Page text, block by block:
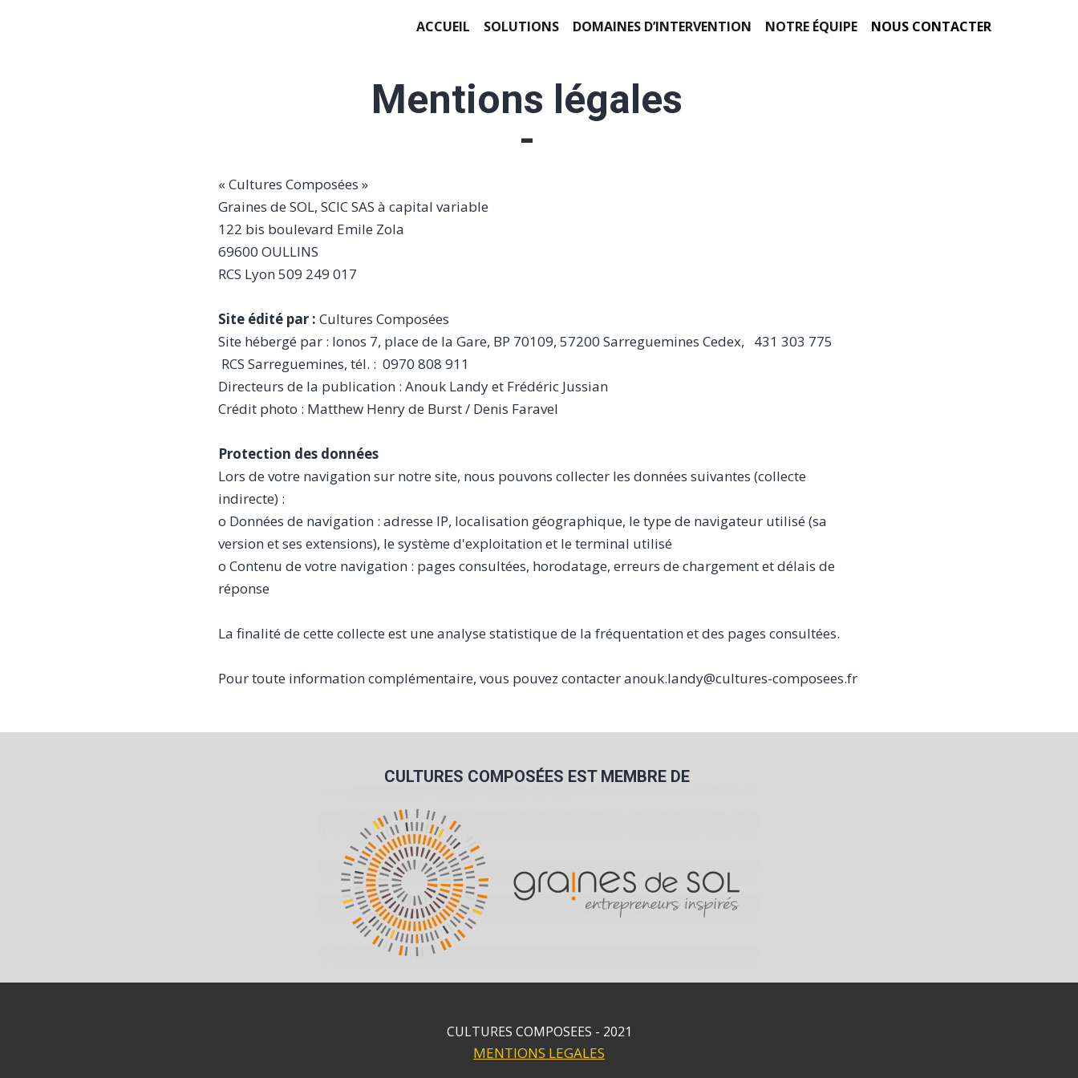
ACCUEIL SOLUTIONS DOMAINES D’INTERVENTION NOTRE ÉQUIPE NOUS CONTACTER
Mentions légales
-
« Cultures Composées »
Graines de SOL, SCIC SAS à capital variable
122 bis boulevard Emile Zola
69600 OULLINS
RCS Lyon509 249 017
Site édité par : Cultures Composées
Site hébergé par : Ionos 7, place de la Gare, BP 70109, 57200 Sarreguemines Cedex,
431 303 775
RCS Sarreguemines, tél. : 0970 808 911
Directeurs de la publication : Anouk Landy et Frédéric Jussian
Crédit photo : Matthew Henry de Burst / Denis Faravel
Protection des données
Lors de votre navigation sur notre site, nous pouvons collecter les données suivantes (collecte
indirecte) :
o Données de navigation : adresse IP, localisation géographique, le type de navigateur utilisé (sa
version et ses extensions), le système d'exploitation et le terminal utilisé
o Contenu de votre navigation : pages consultées, horodatage, erreurs de chargement et délais de
réponse
La finalité de cette collecte est une analyse statistique de la fréquentation et des pages consultées.
Pour toute information complémentaire, vous pouvez contacter anouk.landy@cultures-composees.fr
CULTURES COMPOSÉES EST MEMBRE DE
CULTURES COMPOSEES - 2021
MENTIONS LEGALES